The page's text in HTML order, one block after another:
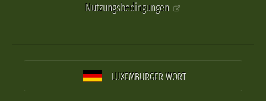
Nutzungsbedingungen
LUXEMBURGER WORT